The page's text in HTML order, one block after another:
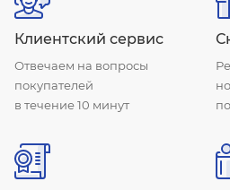
Клиентский сервис
Отвечаем на вопросы
покупателей
в течение 10 минут